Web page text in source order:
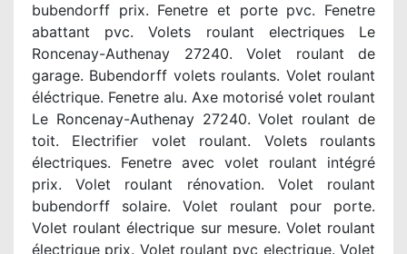
bubendorff prix. Fenetre et porte pvc. Fenetre
abattant pvc. Volets roulant electriques Le
Roncenay-Authenay 27240. Volet roulant de
garage. Bubendorff volets roulants. Volet roulant
éléctrique. Fenetre alu. Axe motorisé volet roulant
Le Roncenay-Authenay 27240. Volet roulant de
toit. Electrifier volet roulant. Volets roulants
électriques. Fenetre avec volet roulant intégré
prix. Volet roulant rénovation. Volet roulant
bubendorff solaire. Volet roulant pour porte.
Volet roulant électrique sur mesure. Volet roulant
électrique prix. Volet roulant pvc electrique. Volet